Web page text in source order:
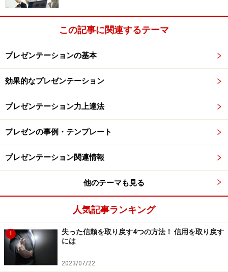
丸見え状態になってしまうのです。
こうしたトラブルを未然に防ぐためには、事前にデータ
をメールで送っておいて、先方に確認しておいてもらう
ことですね。そうすれば、データ移管のトラブルもバー
さらに、自分のノートパソコンも予備として持っていっ
ておけば、かなりリスクも低く抑えられます。
この記事に関連するテーマ
プレゼンテーションの基本
効果的なプレゼンテーション
プレゼンテーション力上達法
プレゼンの事例・テンプレート
プレゼンテーション関連情報
他のテーマも見る
人気記事ランキング
1
失った信頼を取り戻す4つの方法！ 信用を取り戻す
には
2023/07/22